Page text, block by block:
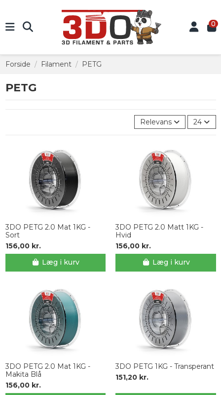
0
Forside Filament PETG
PETG
Relevans 24
3DO PETG 2.0 Mat 1KG -
Sort
156,00 kr.
Læg i kurv
3DO PETG 2.0 Matt 1KG -
Hvid
156,00 kr.
Læg i kurv
3DO PETG 2.0 Mat 1KG -
Makita Blå
156,00 kr.
3DO PETG 1KG - Transperant
151,20 kr.